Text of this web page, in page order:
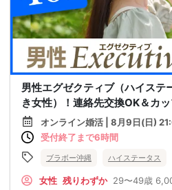
男性エグゼクティブ（ハイステ
き女性）！連絡先交換OK＆カ
オンライン婚活 | 8月9日(日)
受付終了まで6時間
ブラボー沖縄 ハイステータス
女性 残りわずか 29〜49歳